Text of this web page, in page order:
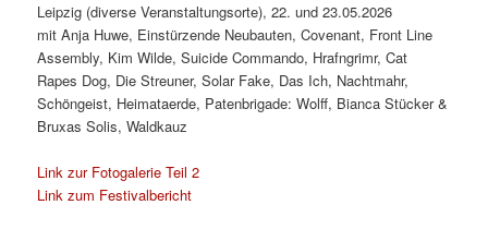
Leipzig (diverse Veranstaltungsorte), 22. und 23.05.2026
mit Anja Huwe, Einstürzende Neubauten, Covenant, Front Line
Assembly, Kim Wilde, Suicide Commando, Hrafngrimr, Cat
Rapes Dog, Die Streuner, Solar Fake, Das Ich, Nachtmahr,
Schöngeist, Heimataerde, Patenbrigade: Wolff, Bianca Stücker &
Bruxas Solis, Waldkauz
Link zur Fotogalerie Teil 2
Link zum Festivalbericht